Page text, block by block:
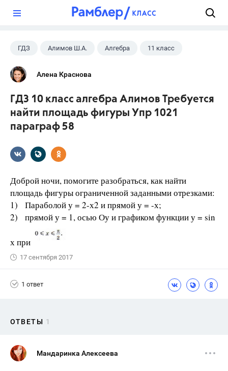
ГДЗ Алимов Ш.А. Алгебра 11 класс
Алена Краснова
ГДЗ 10 класс алгебра Алимов Требуется
найти площадь фигуры Упр 1021
параграф 58
Доброй ночи, помогите разобраться, как найти
площадь фигуры ограниченной заданными отрезками:
1) Параболой у = 2-х2 и прямой у = -х;
2) прямой у = 1, осью Оу и графиком функции у = sin
х при
17 сентября 2017
1 ответ
ОТВЕТЫ 1
Мандаринка Алексеева